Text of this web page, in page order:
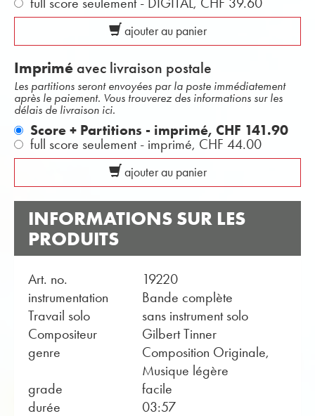
ajouter au panier
Imprimé avec livraison postale
Les partitions seront envoyées par la poste immédiatement
après le paiement. Vous trouverez des informations sur les
délais de livraison ici.
Score + Partitions - imprimé, CHF 141.90
full score seulement - imprimé, CHF 44.00
ajouter au panier
INFORMATIONS SUR LES
PRODUITS
Art. no.
19220
instrumentation
Bande complète
Travail solo
sans instrument solo
Compositeur
Gilbert Tinner
genre
Composition Originale,
Musique légère
grade
facile
durée
03:57